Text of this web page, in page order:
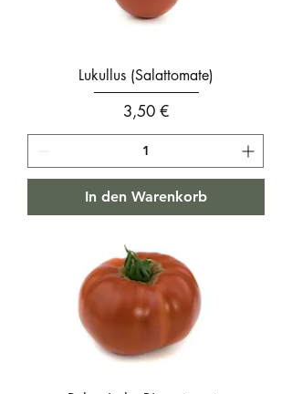
Lukullus (Salattomate)
Preis
3,50 €
In den Warenkorb